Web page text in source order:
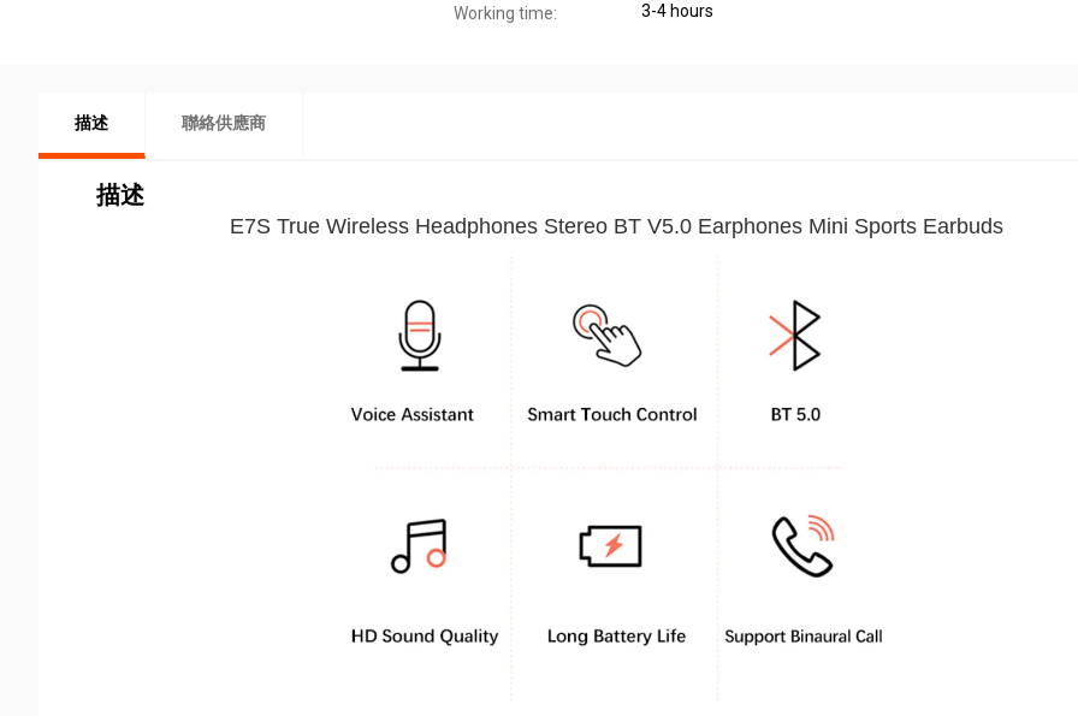
Working time: 3-4 hours
描述 聯絡供應商
描述
E7S True Wireless Headphones Stereo BT V5.0 Earphones Mini Sports Earbuds